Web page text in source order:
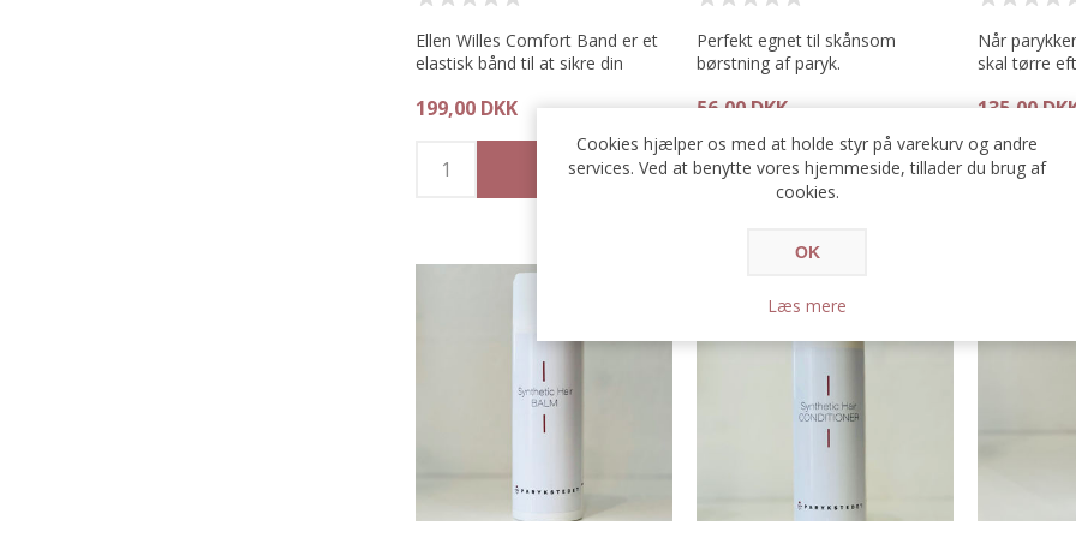
Ellen Willes Comfort Band er et
elastisk bånd til at sikre din
Båndet har en lacefront som gør
den mindre synlig at bære under
parykken. Der er silikonedetaljer
indvendigt så båndet sidder
det nemt at tilpasse størrelsen.
199,00 DKK
Perfekt egnet til skånsom
børstning af paryk.
56,00 DKK
Når
skal tørre
parykstativ.
Stativet kan
bruges til at
135,00
Cookies hjælper os med at holde styr på varekurv og andre
services. Ved at benytte vores hjemmeside, tillader du brug af
cookies.
OK
Læs mere